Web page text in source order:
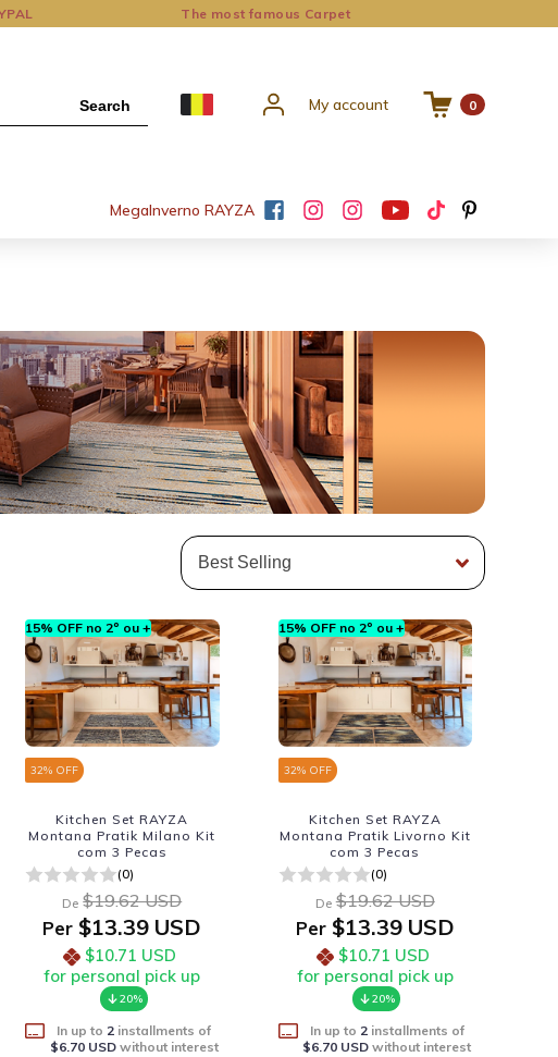
The most famous Carpet
Search My account 0
MegaInverno RAYZA
15% OFF no 2º ou +
32% OFF
Kitchen Set RAYZA
Montana Pratik Milano Kit
com 3 Pecas
(0)
De $19.62 USD
Per $13.39 USD
$10.71 USD
for personal pick up
20%
In up to 2 installments of
$6.70 USDwithout interest
15% OFF no 2º ou +
32% OFF
Kitchen Set RAYZA
Montana Pratik Livorno Kit
com 3 Pecas
(0)
De $19.62 USD
Per$13.39 USD
$10.71 USD
for personal pick up
20%
In up to 2installments of
$6.70 USD without interest